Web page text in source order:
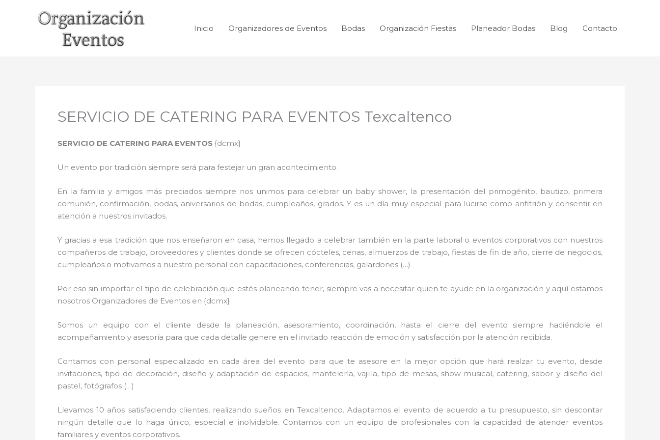
Inicio Organizadores de Eventos Bodas Organización Fiestas Planeador Bodas Blog Contacto
SERVICIO DE CATERING PARA EVENTOS Texcaltenco
SERVICIO DE CATERING PARA EVENTOS {dcmx}
Un evento por tradición siempre será para festejar un gran acontecimiento.
En la familia y amigos más preciados siempre nos unimos para celebrar un baby shower, la presentación del primogénito, bautizo, primera
comunión, confirmación, bodas, aniversarios de bodas, cumpleaños, grados. Y es un día muy especial para lucirse como anfitrión y consentir en
atención a nuestros invitados.
Y gracias a esa tradición que nos enseñaron en casa, hemos llegado a celebrar también en la parte laboral o eventos corporativos con nuestros
compañeros de trabajo, proveedores y clientes donde se ofrecen cócteles, cenas, almuerzos de trabajo, fiestas de fin de año, cierre de negocios,
cumpleaños o motivamos a nuestro personal con capacitaciones, conferencias, galardones (…)
Por eso sin importar el tipo de celebración que estés planeando tener, siempre vas a necesitar quien te ayude en la organización y aquí estamos
nosotros Organizadores de Eventos en {dcmx}
Somos un equipo con el cliente desde la planeación, asesoramiento, coordinación, hasta el cierre del evento siempre haciéndole el
acompañamiento y asesoría para que cada detalle genere en el invitado reacción de emoción y satisfacción por la atención recibida.
Contamos con personal especializado en cada área del evento para que te asesore en la mejor opción que hará realzar tu evento, desde
invitaciones, tipo de decoración, diseño y adaptación de espacios, mantelería, vajilla, tipo de mesas, show musical, catering, sabor y diseño del
pastel, fotógrafos (…)
Llevamos 10 años satisfaciendo clientes, realizando sueños en Texcaltenco. Adaptamos el evento de acuerdo a tu presupuesto, sin descontar
ningún detalle que lo haga único, especial e inolvidable. Contamos con un equipo de profesionales con la capacidad de atender eventos
familiares y eventos corporativos.